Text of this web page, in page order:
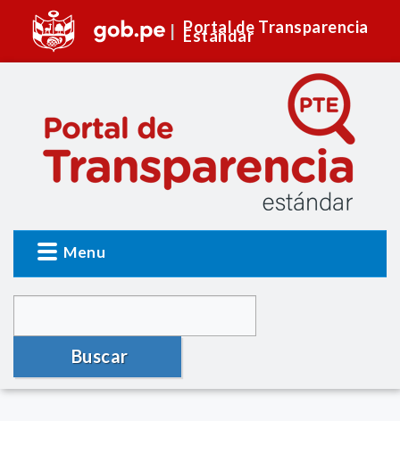
Portal de Transparencia
Estándar
Menu
Buscar